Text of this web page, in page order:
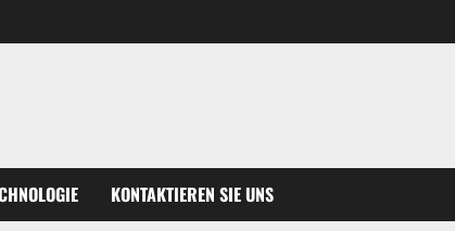
KONTAKTIEREN SIE UNS